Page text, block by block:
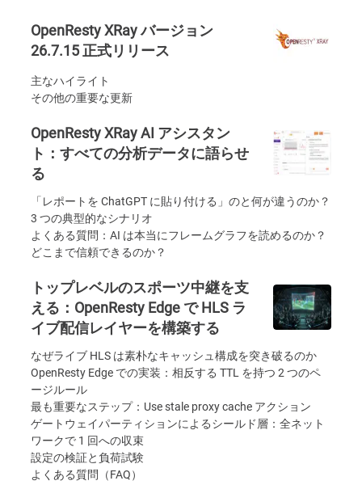
OpenResty XRay バージョン
26.7.15 正式リリース
主なハイライト
その他の重要な更新
OpenResty XRay AI アシスタン
ト：すべての分析データに語らせ
る
「レポートを ChatGPT に貼り付ける」のと何が違うのか？
3 つの典型的なシナリオ
よくある質問：AI は本当にフレームグラフを読めるのか？
どこまで信頼できるのか？
トップレベルのスポーツ中継を支
える：OpenResty Edge で HLS ラ
イブ配信レイヤーを構築する
なぜライブ HLS は素朴なキャッシュ構成を突き破るのか
OpenResty Edge での実装：相反する TTL を持つ 2 つのペ
ージルール
最も重要なステップ：Use stale proxy cache アクション
ゲートウェイパーティションによるシールド層：全ネット
ワークで 1 回への収束
設定の検証と負荷試験
よくある質問（FAQ）